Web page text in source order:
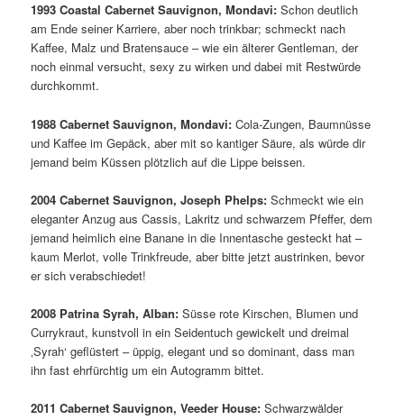
1993 Coastal Cabernet Sauvignon, Mondavi:Schon deutlich
am Ende seiner Karriere, aber noch trinkbar; schmeckt nach
Kaffee, Malz und Bratensauce – wie ein älterer Gentleman, der
noch einmal versucht, sexy zu wirken und dabei mit Restwürde
durchkommt.
1988 Cabernet Sauvignon, Mondavi: Cola-Zungen, Baumnüsse
und Kaffee im Gepäck, aber mit so kantiger Säure, als würde dir
jemand beim Küssen plötzlich auf die Lippe beissen.
2004 Cabernet Sauvignon, Joseph Phelps: Schmeckt wie ein
eleganter Anzug aus Cassis, Lakritz und schwarzem Pfeffer, dem
jemand heimlich eine Banane in die Innentasche gesteckt hat –
kaum Merlot, volle Trinkfreude, aber bitte jetzt austrinken, bevor
er sich verabschiedet!
2008 Patrina Syrah, Alban: Süsse rote Kirschen, Blumen und
Currykraut, kunstvoll in ein Seidentuch gewickelt und dreimal
‚Syrah‘ geflüstert – üppig, elegant und so dominant, dass man
ihn fast ehrfürchtig um ein Autogramm bittet.
2011 Cabernet Sauvignon, Veeder House: Schwarzwälder